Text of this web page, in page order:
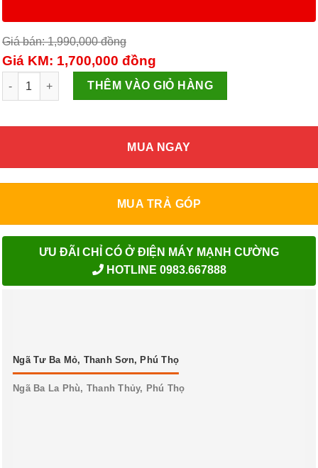
Giá bán: 1,990,000đồng
Giá KM: 1,700,000 đồng
Loa vi tính KS-829 số lượng
THÊM VÀO GIỎ HÀNG
MUA NGAY
MUA TRẢ GÓP
ƯU ĐÃI CHỈ CÓ Ở ĐIỆN MÁY MẠNH CƯỜNG
HOTLINE 0983.667888
Ngã Tư Ba Mỏ, Thanh Sơn, Phú Thọ
Ngã Ba La Phù, Thanh Thủy, Phú Thọ